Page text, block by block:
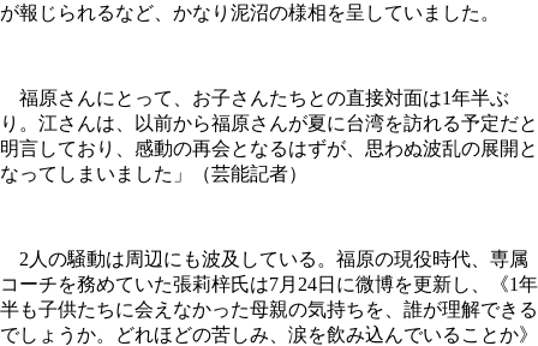
が報じられるなど、かなり泥沼の様相を呈していました。
福原さんにとって、お子さんたちとの直接対面は1年半ぶ
り。江さんは、以前から福原さんが夏に台湾を訪れる予定だと
明言しており、感動の再会となるはずが、思わぬ波乱の展開と
なってしまいました」（芸能記者）
2人の騒動は周辺にも波及している。福原の現役時代、専属
コーチを務めていた張莉梓氏は7月24日に微博を更新し、《1年
半も子供たちに会えなかった母親の気持ちを、誰が理解できる
でしょうか。どれほどの苦しみ、涙を飲み込んでいることか》